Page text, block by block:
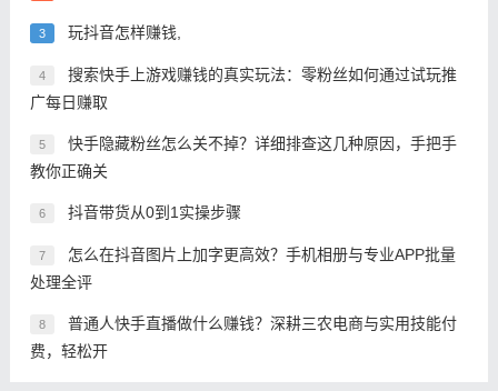
3 玩抖音怎样赚钱,
4
搜索快手上游戏赚钱的真实玩法：零粉丝如何通过试玩推
广每日赚取
5
快手隐藏粉丝怎么关不掉？详细排查这几种原因，手把手
教你正确关
6 抖音带货从0到1实操步骤
7
怎么在抖音图片上加字更高效？手机相册与专业APP批量
处理全评
8
普通人快手直播做什么赚钱？深耕三农电商与实用技能付
费，轻松开